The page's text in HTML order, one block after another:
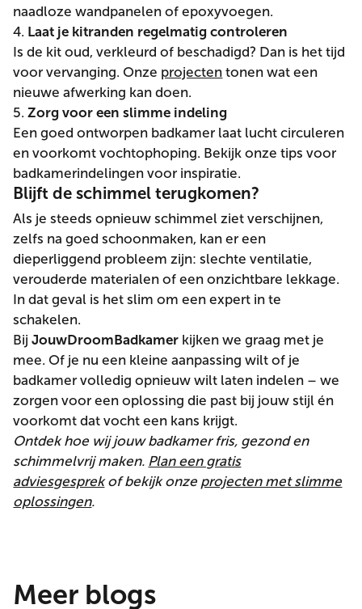
naadloze wandpanelen of epoxyvoegen.
4. Laat je kitranden regelmatig controleren
Is de kit oud, verkleurd of beschadigd? Dan is het tijd
voor vervanging. Onze projecten tonen wat een
nieuwe afwerking kan doen.
5.Zorg voor een slimme indeling
Een goed ontworpen badkamer laat lucht circuleren
en voorkomt vochtophoping. Bekijk onze tips voor
badkamerindelingen voor inspiratie.
Blijft de schimmel terugkomen?
Als je steeds opnieuw schimmel ziet verschijnen,
zelfs na goed schoonmaken, kan er een
dieperliggend probleem zijn: slechte ventilatie,
verouderde materialen of een onzichtbare lekkage.
In dat geval is het slim om een expert in te
schakelen.
BijJouwDroomBadkamer kijken we graag met je
mee. Of je nu een kleine aanpassing wilt of je
badkamer volledig opnieuw wilt laten indelen – we
zorgen voor een oplossing die past bij jouw stijl én
voorkomt dat vocht een kans krijgt.
Ontdek hoe wij jouw badkamer fris, gezond en
schimmelvrij maken. Plan een gratis
adviesgesprekof bekijk onze projecten met slimme
oplossingen.
Meer blogs